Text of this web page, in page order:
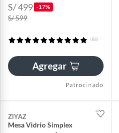
S/ 499 -17%
S/ 599
(88)
Agregar
Patrocinado
ZIYAZ
Mesa Vidrio Simplex